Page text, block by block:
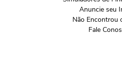
Anuncie seu
Não Encontrou
Fale